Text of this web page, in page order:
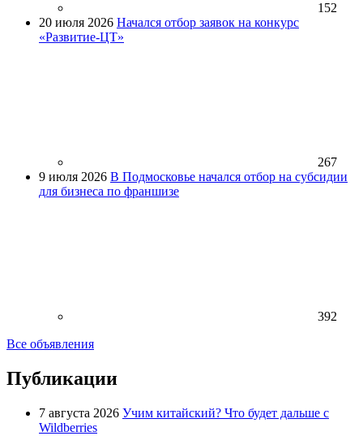
152
20 июля 2026 Начался отбор заявок на конкурс
«Развитие-ЦТ»
267
9 июля 2026 В Подмосковье начался отбор на субсидии
для бизнеса по франшизе
392
Все объявления
Публикации
7 августа 2026 Учим китайский? Что будет дальше с
Wildberries